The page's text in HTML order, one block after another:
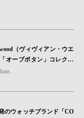
（ヴィヴィアン・ウエ
オーブボタン」コレクシ
定カラーのローズゴール
のウォッチブランド「CO